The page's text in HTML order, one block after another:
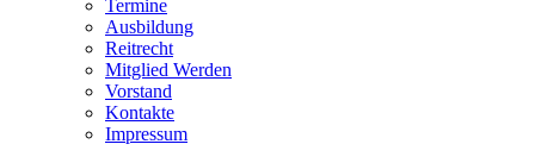
Termine
Ausbildung
Reitrecht
Mitglied Werden
Vorstand
Kontakte
Impressum